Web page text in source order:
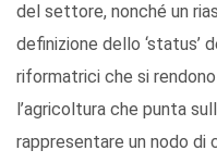
del settore, nonché un
definizione dello ‘status’
riformatrici che si
l’agricoltura che punta
rappresentare un nodo di